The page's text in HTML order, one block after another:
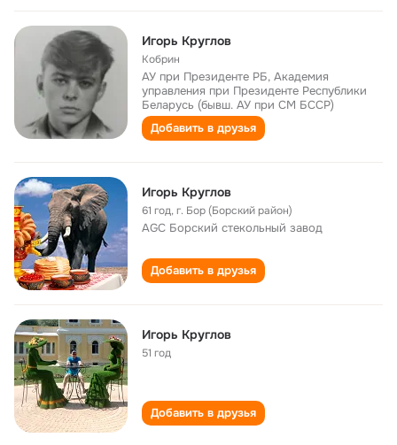
Игорь Круглов
Кобрин
АУ при Президенте РБ, Академия
управления при Президенте Республики
Беларусь (бывш. АУ при СМ БССР)
Добавить в друзья
Игорь Круглов
61 год,г. Бор (Борский район)
AGC Борский стекольный завод
Добавить в друзья
Игорь Круглов
51 год
Добавить в друзья